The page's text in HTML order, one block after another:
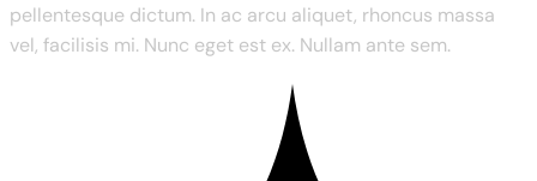
pellentesque dictum. In ac arcu aliquet, rhoncus massa
vel, facilisis mi. Nunc eget est ex. Nullam ante sem.